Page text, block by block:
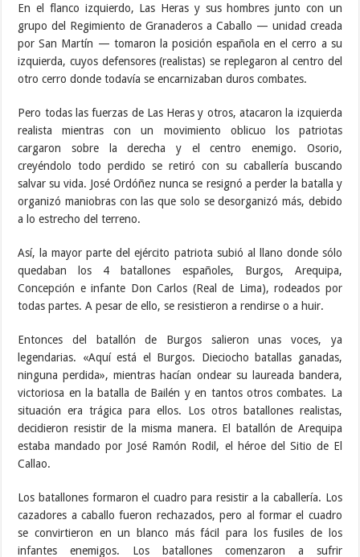
En el flanco izquierdo, Las Heras y sus hombres junto con un
grupo del Regimiento de Granaderos a Caballo — unidad creada
por San Martín — tomaron la posición española en el cerro a su
izquierda, cuyos defensores (realistas) se replegaron al centro del
otro cerro donde todavía se encarnizaban duros combates.
Pero todas las fuerzas de Las Heras y otros, atacaron la izquierda
realista mientras con un movimiento oblicuo los patriotas
cargaron sobre la derecha y el centro enemigo. Osorio,
creyéndolo todo perdido se retiró con su caballería buscando
salvar su vida.​ José Ordóñez nunca se resignó a perder la batalla y
organizó maniobras con las que solo se desorganizó más, debido
a lo estrecho del terreno.
Así, la mayor parte del ejército patriota subió al llano donde sólo
quedaban los 4 batallones españoles, Burgos, Arequipa,
Concepción e infante Don Carlos (Real de Lima), rodeados por
todas partes. A pesar de ello, se resistieron a rendirse o a huir.
Entonces del batallón de Burgos salieron unas voces, ya
legendarias. «Aquí está el Burgos. Dieciocho batallas ganadas,
ninguna perdida», mientras hacían ondear su laureada bandera,
victoriosa en la batalla de Bailén y en tantos otros combates. La
situación era trágica para ellos. Los otros batallones realistas,
decidieron resistir de la misma manera. El batallón de Arequipa
estaba mandado por José Ramón Rodil, el héroe del Sitio de El
Callao.
Los batallones formaron el cuadro para resistir a la caballería. Los
cazadores a caballo fueron rechazados, pero al formar el cuadro
se convirtieron en un blanco más fácil para los fusiles de los
infantes enemigos. Los batallones comenzaron a sufrir